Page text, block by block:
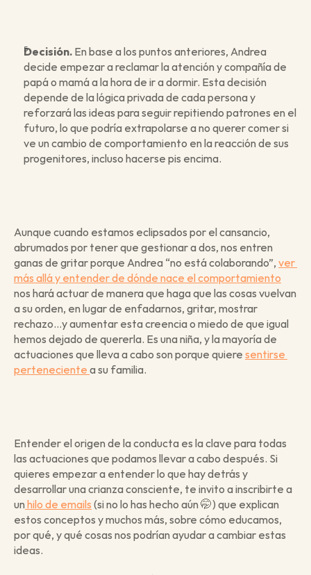
Decisión. En base a los puntos anteriores, Andrea
decide empezar a reclamar la atención y compañía de
papá o mamá a la hora de ir a dormir. Esta decisión
depende de la lógica privada de cada persona y
reforzará las ideas para seguir repitiendo patrones en el
futuro, lo que podría extrapolarse a no querer comer si
ve un cambio de comportamiento en la reacción de sus
progenitores, incluso hacerse pis encima.
Aunque cuando estamos eclipsados por el cansancio,
abrumados por tener que gestionar a dos, nos entren
ganas de gritar porque Andrea “no está colaborando”, ver
más allá y entender de dónde nace el comportamiento
nos hará actuar de manera que haga que las cosas vuelvan
a su orden, en lugar de enfadarnos, gritar, mostrar
rechazo…y aumentar esta creencia o miedo de que igual
hemos dejado de quererla. Es una niña, y la mayoría de
actuaciones que lleva a cabo son porque quiere sentirse
perteneciente a su familia.
Entender el origen de la conducta es la clave para todas
las actuaciones que podamos llevar a cabo después. Si
quieres empezar a entender lo que hay detrás y
desarrollar una crianza consciente, te invito a inscribirte a
un hilo de emails (si no lo has hecho aún 🤭 ) que explican
estos conceptos y muchos más, sobre cómo educamos,
por qué, y qué cosas nos podrían ayudar a cambiar estas
ideas.